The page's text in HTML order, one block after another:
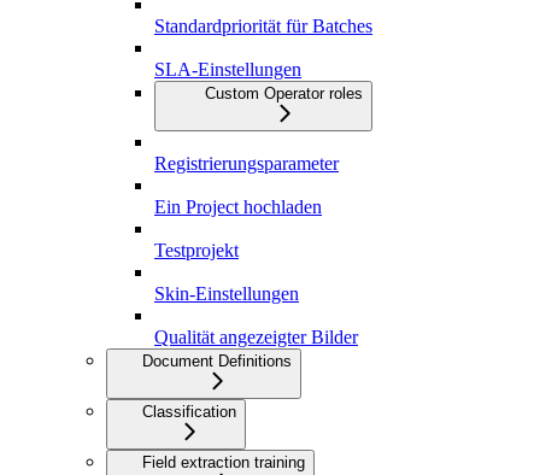
Standardpriorität für Batches
SLA-Einstellungen
Custom Operator roles
Registrierungsparameter
Ein Project hochladen
Testprojekt
Skin-Einstellungen
Qualität angezeigter Bilder
Document Definitions
Classification
Field extraction training